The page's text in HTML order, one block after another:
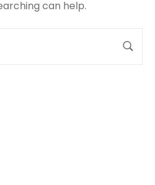
can help.